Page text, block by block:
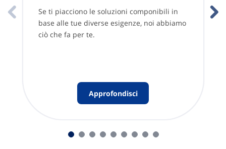
Se ti piacciono le soluzioni componibili in
base alle tue diverse esigenze, noi abbiamo
ciò che fa per te.
Approfondisci